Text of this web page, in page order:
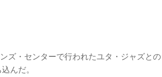
ズ・センターで行われたユタ・ジャズとの
んだ。